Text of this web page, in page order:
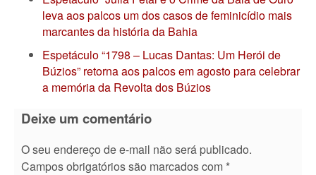
leva aos palcos um dos casos de feminicídio mais
marcantes da história da Bahia
Espetáculo “1798 – Lucas Dantas: Um Herói de
Búzios” retorna aos palcos em agosto para celebrar
a memória da Revolta dos Búzios
Deixe um comentário
O seu endereço de e-mail não será publicado.
Campos obrigatórios são marcados com *